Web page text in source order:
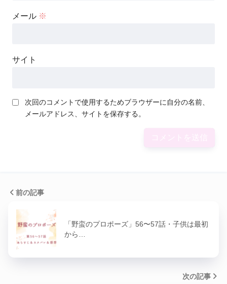
メール ※
サイト
次回のコメントで使用するためブラウザーに自分の名前、
メールアドレス、サイトを保存する。
前の記事
「野蛮のプロポーズ」56〜57話・子供は最初
から…
次の記事